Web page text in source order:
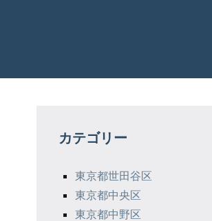
カテゴリー
東京都世田谷区
東京都中央区
東京都中野区